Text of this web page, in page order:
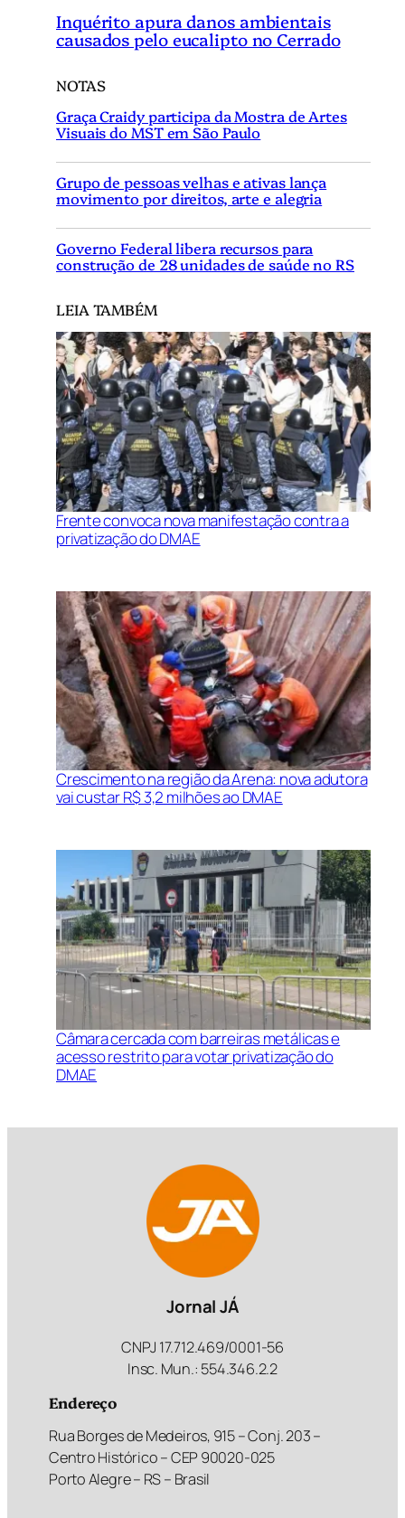
Inquérito apura danos ambientais
causados pelo eucalipto no Cerrado
NOTAS
Graça Craidy participa da Mostra de Artes
Visuais do MST em São Paulo
Grupo de pessoas velhas e ativas lança
movimento por direitos, arte e alegria
Governo Federal libera recursos para
construção de 28 unidades de saúde no RS
LEIA TAMBÉM
Frente convoca nova manifestação contra a
privatização do DMAE
Crescimento na região da Arena: nova adutora
vai custar R$ 3,2 milhões ao DMAE
Câmara cercada com barreiras metálicas e
acesso restrito para votar privatização do
DMAE
Jornal JÁ
CNPJ 17.712.469/0001-56
Insc. Mun.: 554.346.2.2
Endereço
Rua Borges de Medeiros, 915 – Conj. 203 –
Centro Histórico – CEP 90020-025
Porto Alegre – RS – Brasil